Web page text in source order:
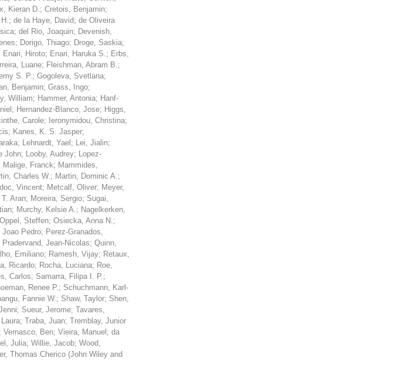
Kieran D.; Cretois, Benjamin;
; de la Haye, David; de Oliveira
; del Rio, Joaquin; Devenish,
; Dorigo, Thiago; Droge, Saskia;
Enari, Hiroto; Enari, Haruka S.; Erbs,
Luane; Fleishman, Abram B.;
S. P.; Gogoleva, Svetlana;
Benjamin; Grass, Ingo;
William; Hammer, Antonia; Hanf-
; Hernandez-Blanco, Jose; Higgs,
Carole; Ieronymidou, Christina;
; Kanes, K. S. Jasper;
; Lehnardt, Yael ; Lei, Jialin;
John; Looby, Audrey; Lopez-
Malige, Franck; Mammides,
Charles W.; Martin, Dominic A.;
Vincent; Metcalf, Oliver; Meyer,
T. Aran; Moreira, Sergio; Sugai,
; Murchy, Kelsie A.; Nagelkerken,
Oppel, Steffen; Osiecka, Anna N.;
Joao Pedro; Perez-Granados,
Pradervand, Jean-Nicolas; Quinn,
Emiliano; Ramesh, Vijay; Retaux,
Ricardo; Rocha, Luciana; Roe,
Carlos; Samarra, Filipa I. P.;
Renee P.; Schuchmann, Karl-
Fannie W.; Shaw, Taylor; Shen,
; Sueur, Jerome; Tavares,
; Traba, Juan; Tremblay, Junior
; Vernasco, Ben; Vieira, Manuel ; da
Julia; Willie, Jacob; Wood,
Thomas Cherico (John Wiley and